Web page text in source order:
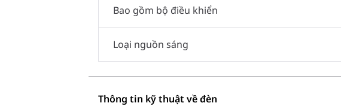
Bao gồm bộ điều khiển
Loại nguồn sáng
Thông tin kỹ thuật về đèn